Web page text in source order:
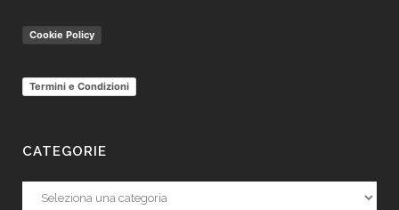
Cookie Policy
Termini e Condizioni
CATEGORIE
Categorie